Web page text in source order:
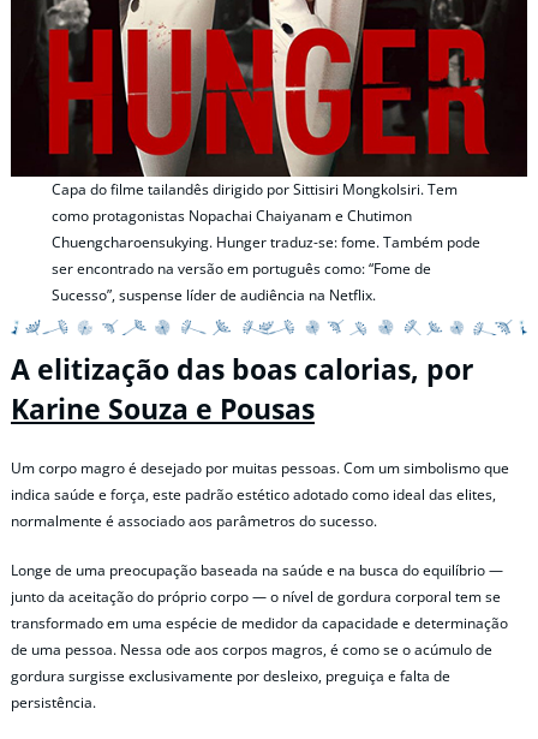
Capa do filme tailandês dirigido por Sittisiri Mongkolsiri. Tem
como protagonistas Nopachai Chaiyanam e Chutimon
Chuengcharoensukying. Hunger traduz-se: fome. Também pode
ser encontrado na versão em português como: “Fome de
Sucesso”, suspense líder de audiência na Netflix.
A elitização das boas calorias, por
Karine Souza e Pousas
Um corpo magro é desejado por muitas pessoas. Com um simbolismo que
indica saúde e força, este padrão estético adotado como ideal das elites,
normalmente é associado aos parâmetros do sucesso.
Longe de uma preocupação baseada na saúde e na busca do equilíbrio —
junto da aceitação do próprio corpo — o nível de gordura corporal tem se
transformado em uma espécie de medidor da capacidade e determinação
de uma pessoa. Nessa ode aos corpos magros, é como se o acúmulo de
gordura surgisse exclusivamente por desleixo, preguiça e falta de
persistência.